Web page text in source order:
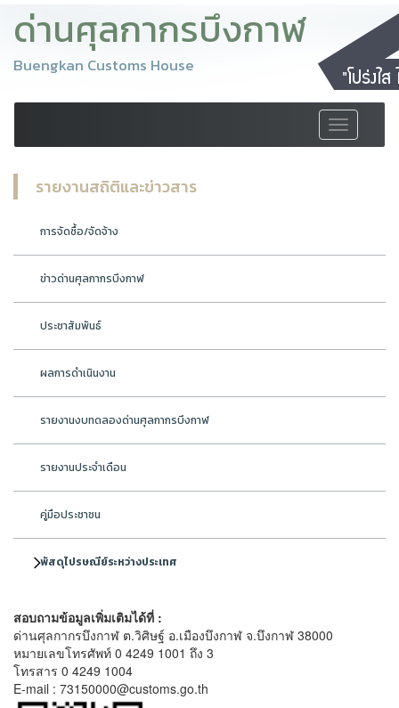
ด่านศุลกากรบึงกาฬ
Buengkan Customs House
Toggle
navigation
รายงานสถิติและข่าวสาร
การจัดซื้อ/จัดจ้าง
ข่าวด่านศุลกากรบึงกาฬ
ประชาสัมพันธ์
ผลการดำเนินงาน
รายงานงบทดลองด่านศุลกากรบึงกาฬ
รายงานประจำเดือน
คู่มือประชาชน
พัสดุไปรษณีย์ระหว่างประเทศ
สอบถามข้อมูลเพิ่มเติมได้ที่ :
ด่านศุลกากรบึงกาฬ ต.วิศิษฐ์ อ.เมืองบึงกาฬ จ.บึงกาฬ 38000
หมายเลขโทรศัพท์ 0 4249 1001 ถึง 3
โทรสาร 0 4249 1004
E-mail : 73150000@customs.go.th